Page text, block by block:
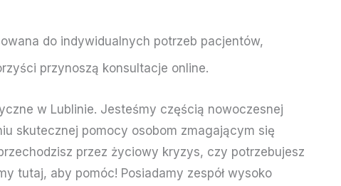
do indywidualnych potrzeb pacjentów,
przynoszą konsultacje online.
w Lublinie. Jesteśmy częścią nowoczesnej
skutecznej pomocy osobom zmagającym się
przez życiowy kryzys, czy potrzebujesz
tutaj, aby pomóc! Posiadamy zespół wysoko